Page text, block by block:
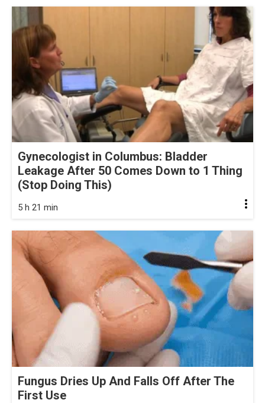
Gynecologist in Columbus: Bladder
Leakage After 50 Comes Down to 1 Thing
(Stop Doing This)
5 h 21 min
Fungus Dries Up And Falls Off After The
First Use